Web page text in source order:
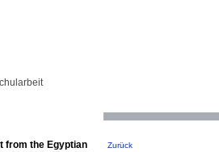
from the Egyptian
Zurück